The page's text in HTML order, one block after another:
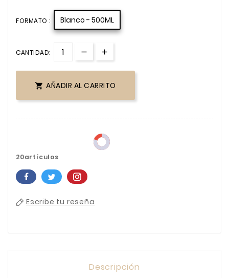
FORMATO : Blanco - 500ML
CANTIDAD:
 AÑADIR AL CARRITO
20artículos
Escribe tu reseña
Descripción